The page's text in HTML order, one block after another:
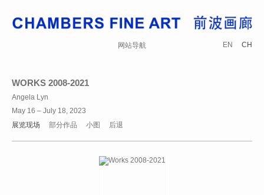
网站导航 EN CH
WORKS 2008-2021
Angela Lyn
May 16 – July 18, 2023
展览现场
部分作品 小图 后退